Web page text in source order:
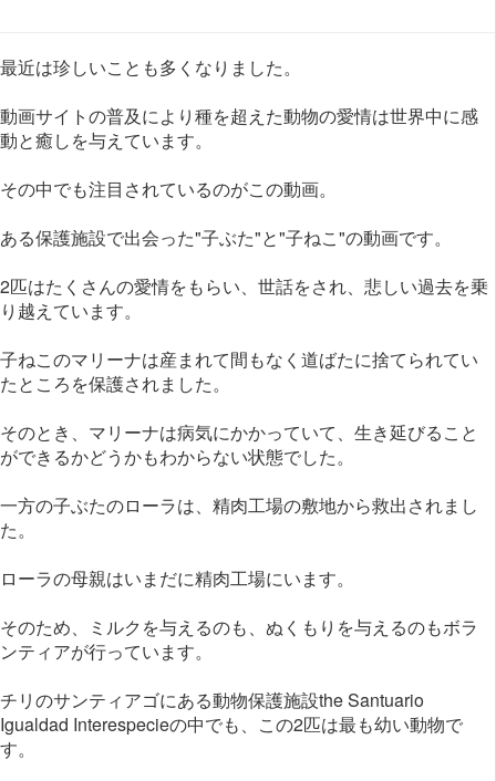
最近は珍しいことも多くなりました。
動画サイトの普及により種を超えた動物の愛情は世界中に感
動と癒しを与えています。
その中でも注目されているのがこの動画。
ある保護施設で出会った"子ぶた"と"子ねこ"の動画です。
2匹はたくさんの愛情をもらい、世話をされ、悲しい過去を乗
り越えています。
子ねこのマリーナは産まれて間もなく道ばたに捨てられてい
たところを保護されました。
そのとき、マリーナは病気にかかっていて、生き延びること
ができるかどうかもわからない状態でした。
一方の子ぶたのローラは、精肉工場の敷地から救出されまし
た。
ローラの母親はいまだに精肉工場にいます。
そのため、ミルクを与えるのも、ぬくもりを与えるのもボラ
ンティアが行っています。
チリのサンティアゴにある動物保護施設the Santuario
Igualdad Interespecieの中でも、この2匹は最も幼い動物で
す。